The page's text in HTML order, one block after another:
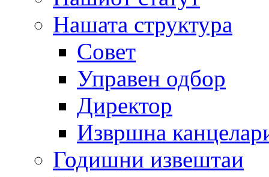
Нашата структура
Совет
Управен одбор
Директор
Извршна
Годишни извештаи